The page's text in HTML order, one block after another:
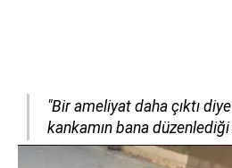
"Bir ameliyat daha çıktı
kankamın bana